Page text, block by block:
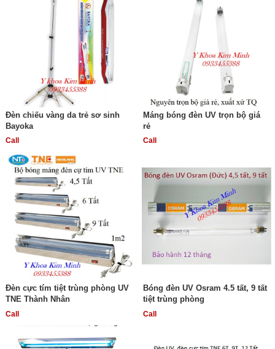
Đèn chiếu vàng da trẻ sơ sinh
Bayoka
Call
Máng bóng đèn UV trọn bộ giá
rẻ
Call
Đèn cực tím tiệt trùng phòng UV
TNE Thành Nhân
Call
Bóng đèn UV Osram 4.5 tất, 9 tất
tiệt trùng phòng
Call